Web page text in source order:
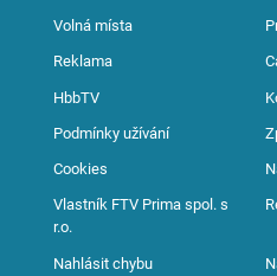
Volná místa
Reklama
HbbTV
Podmínky užívání
Cookies
Vlastník FTV Prima spol. s
r.o.
Nahlásit chybu